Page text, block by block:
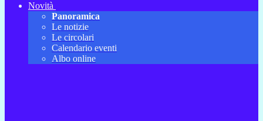
Novità
Panoramica
Le notizie
Le circolari
Calendario eventi
Albo online